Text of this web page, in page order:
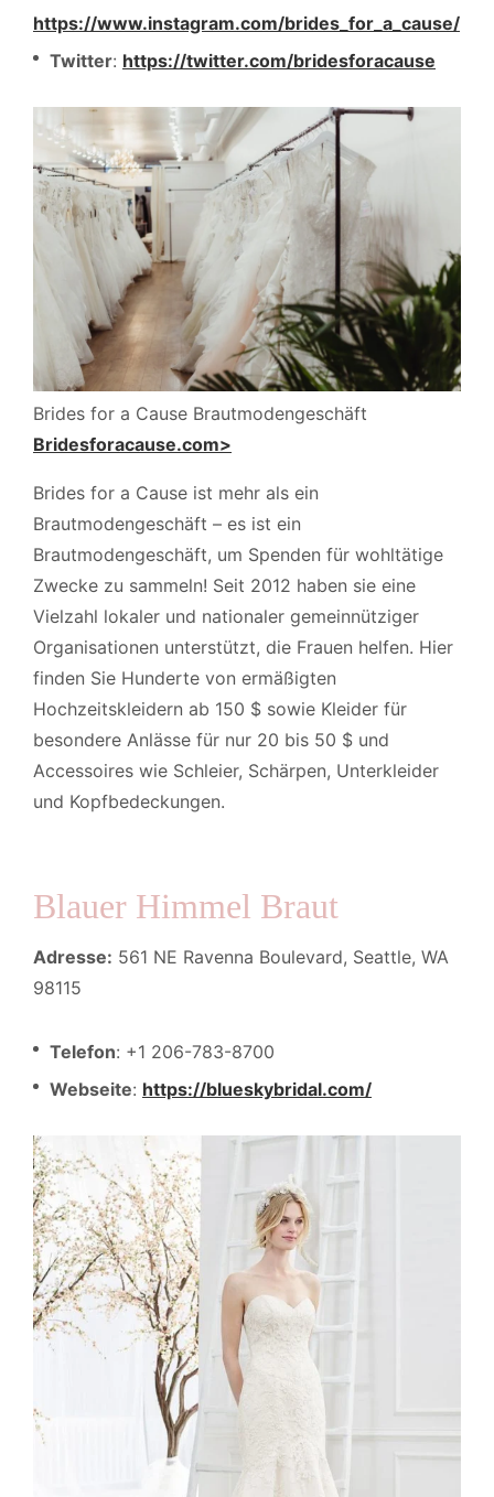
https://www.instagram.com/brides_for_a_cause/
Twitter: https://twitter.com/bridesforacause
Brides for a Cause Brautmodengeschäft
Bridesforacause.com>
Brides for a Cause ist mehr als ein
Brautmodengeschäft – es ist ein
Brautmodengeschäft, um Spenden für wohltätige
Zwecke zu sammeln! Seit 2012 haben sie eine
Vielzahl lokaler und nationaler gemeinnütziger
Organisationen unterstützt, die Frauen helfen. Hier
finden Sie Hunderte von ermäßigten
Hochzeitskleidern ab 150 $ sowie Kleider für
besondere Anlässe für nur 20 bis 50 $ und
Accessoires wie Schleier, Schärpen, Unterkleider
und Kopfbedeckungen.
Blauer Himmel Braut
Adresse: 561 NE Ravenna Boulevard, Seattle, WA
98115
Telefon: +1 206-783-8700
Webseite: https://blueskybridal.com/